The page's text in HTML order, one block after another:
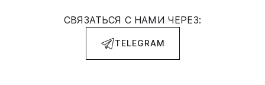
СВЯЗАТЬСЯ С НАМИ ЧЕРЕЗ:
TELEGRAM